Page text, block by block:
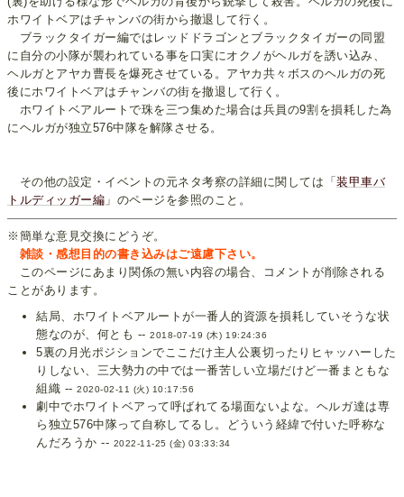
ホワイトベアはチャンバの街から撤退して行く。
ブラックタイガー編ではレッドドラゴンとブラックタイガーの同盟
に自分の小隊が襲われている事を口実にオクノがヘルガを誘い込み、
ヘルガとアヤカ曹長を爆死させている。アヤカ共々ボスのヘルガの死
後にホワイトベアはチャンバの街を撤退して行く。
ホワイトベアルートで珠を三つ集めた場合は兵員の9割を損耗した為
にヘルガが独立576中隊を解隊させる。
その他の設定・イベントの元ネタ考察の詳細に関しては「装甲車バ
トルディッガー編 」のページを参照のこと。
※簡単な意見交換にどうぞ。
雑談・感想目的の書き込みはご遠慮下さい。
このページにあまり関係の無い内容の場合、コメントが削除される
ことがあります。
結局、ホワイトベアルートが一番人的資源を損耗していそうな状
態なのが、何とも --2018-07-19 (木) 19:24:36
5裏の月光ポジションでここだけ主人公裏切ったりヒャッハーした
りしない、三大勢力の中では一番苦しい立場だけど一番まともな
組織 --2020-02-11 (火) 10:17:56
劇中でホワイトベアって呼ばれてる場面ないよな。ヘルガ達は専
ら独立576中隊って自称してるし。どういう経緯で付いた呼称な
んだろうか -- 2022-11-25 (金) 03:33:34